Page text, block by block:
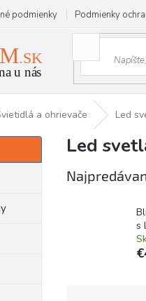
podmienky Podmienky
a ohrievače Led
Led
s